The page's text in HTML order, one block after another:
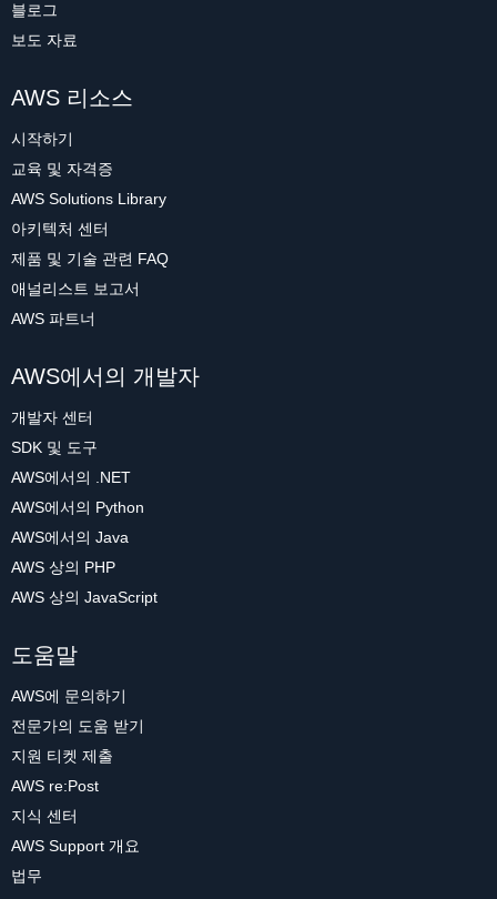
블로그
보도 자료
AWS 리소스
시작하기
교육 및 자격증
AWS Solutions Library
아키텍처 센터
제품 및 기술 관련 FAQ
애널리스트 보고서
AWS 파트너
AWS에서의 개발자
개발자 센터
SDK 및 도구
AWS에서의 .NET
AWS에서의 Python
AWS에서의 Java
AWS 상의 PHP
AWS 상의 JavaScript
도움말
AWS에 문의하기
전문가의 도움 받기
지원 티켓 제출
AWS re:Post
지식 센터
AWS Support 개요
법무